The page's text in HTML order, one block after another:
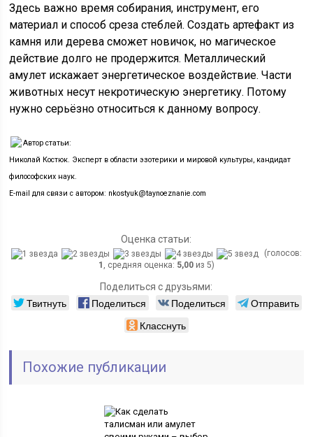
Здесь важно время собирания, инструмент, его
материал и способ среза стеблей. Создать артефакт из
камня или дерева сможет новичок, но магическое
действие долго не продержится. Металлический
амулет искажает энергетическое воздействие. Части
животных несут некротическую энергетику. Потому
нужно серьёзно относиться к данному вопросу.
Автор статьи:
Николай Костюк. Эксперт в области эзотерики и мировой культуры, кандидат
философских наук.
E-mail для связи с автором: nkostyuk@taynoeznanie.com
Оценка статьи:
(голосов:
1
, средняя оценка: 5,00из 5)
Поделиться с друзьями:
Твитнуть Поделиться Поделиться
Отправить
Класснуть
Похожие публикации